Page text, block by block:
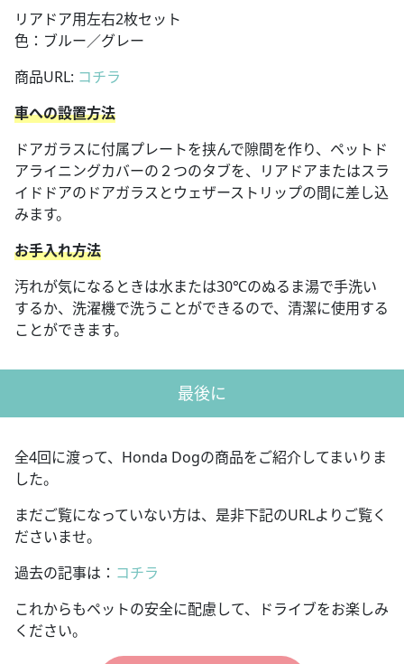
リアドア用左右2枚セット
色：ブルー／グレー
商品URL: コチラ
車への設置方法
ドアガラスに付属プレートを挟んで隙間を作り、ペットド
アライニングカバーの２つのタブを、リアドアまたはスラ
イドドアのドアガラスとウェザーストリップの間に差し込
みます。
お手入れ方法
汚れが気になるときは水または30℃のぬるま湯で手洗い
するか、洗濯機で洗うことができるので、清潔に使用する
ことができます。
最後に
全4回に渡って、Honda Dogの商品をご紹介してまいりま
した。
まだご覧になっていない方は、是非下記のURLよりご覧く
ださいませ。
過去の記事は： コチラ
これからもペットの安全に配慮して、ドライブをお楽しみ
ください。